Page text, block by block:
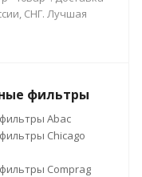
СНГ. Лучшая
фильтры
Abac
Chicago
Comprag